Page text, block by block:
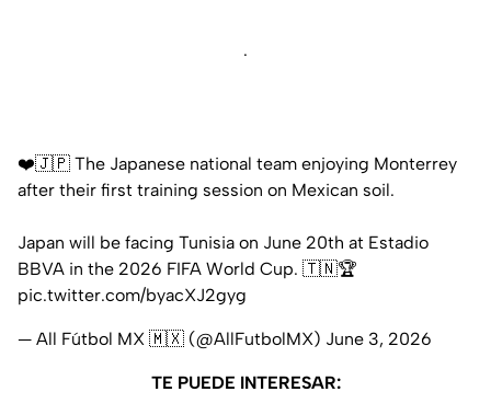
.
❤️🇯🇵 The Japanese national team enjoying Monterrey
after their first training session on Mexican soil.
Japan will be facing Tunisia on June 20th at Estadio
BBVA in the 2026 FIFA World Cup. 🇹🇳🏆
pic.twitter.com/byacXJ2gyg
— All Fútbol MX 🇲🇽 (@AllFutbolMX) June 3, 2026
TE PUEDE INTERESAR: